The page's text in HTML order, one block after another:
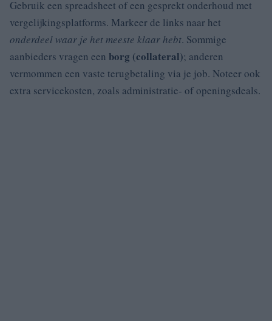
Gebruik een spreadsheet of een gesprekt onderhoud met
vergelijkingsplatforms. Markeer de links naar het
onderdeel waar je het meeste klaar hebt. Sommige
aanbieders vragen een borg (collateral); anderen
vermommen een vaste terugbetaling via je job. Noteer ook
extra servicekosten, zoals administratie- of openingsdeals.